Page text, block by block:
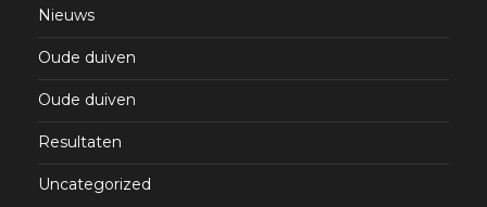
Nieuws
Oude duiven
Oude duiven
Resultaten
Uncategorized